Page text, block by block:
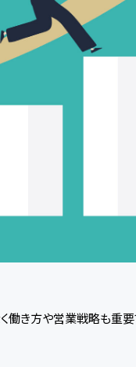
き方や営業戦略も重要